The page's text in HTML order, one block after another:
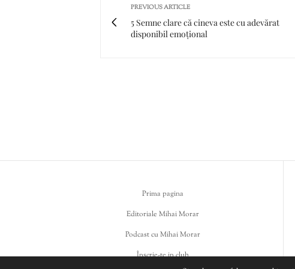
PREVIOUS ARTICLE
5 Semne clare că cineva este cu adevărat
disponibil emoțional
Prima pagina
Editoriale Mihai Morar
Podcast cu Mihai Morar
Înscrie-te in club